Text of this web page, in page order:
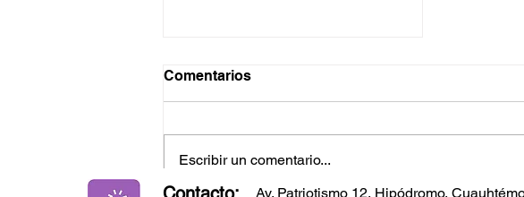
Comentarios
Escribir un comentario...
Av. Patriotismo 12, Hipódromo,